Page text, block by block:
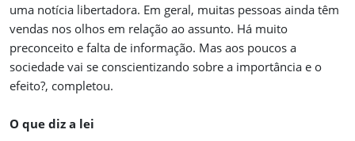
uma notícia libertadora. Em geral, muitas pessoas ainda têm
vendas nos olhos em relação ao assunto. Há muito
preconceito e falta de informação. Mas aos poucos a
sociedade vai se conscientizando sobre a importância e o
efeito?, completou.
O que diz a lei